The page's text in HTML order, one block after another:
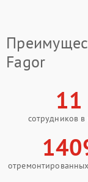
Fagor
11
сотрудников в